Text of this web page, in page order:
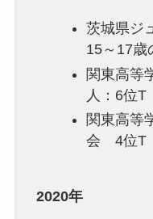
茨城県ジ
15～17
関東高等
人：6位
関東高等
会 4位T
2020年